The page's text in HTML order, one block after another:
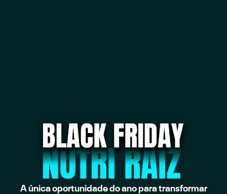
A única oportunidade do ano para transformar